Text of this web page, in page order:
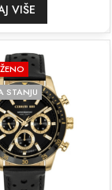
VIŠE
STANJU